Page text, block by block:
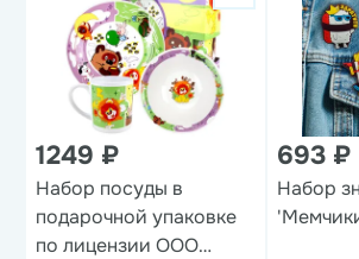
1249 ₽
Набор посуды в
подарочной упаковке
по лицензии ООО
693 ₽
Набор